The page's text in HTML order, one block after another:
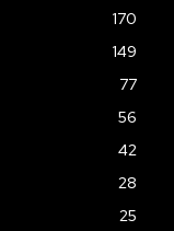
170
149
77
56
42
28
25